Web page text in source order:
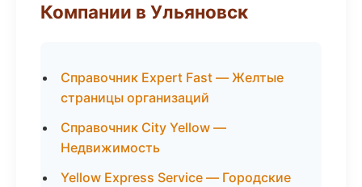
Компании в Ульяновск
Справочник Expert Fast — Желтые
страницы организаций
Справочник City Yellow —
Недвижимость
Yellow Express Service — Городские